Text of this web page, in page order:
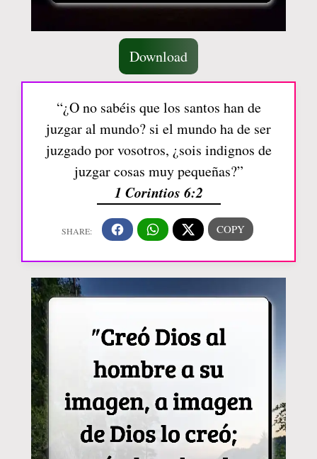
Download
“¿O no sabéis que los santos han de
juzgar al mundo? si el mundo ha de ser
juzgado por vosotros, ¿sois indignos de
juzgar cosas muy pequeñas?”
1 Corintios 6:2